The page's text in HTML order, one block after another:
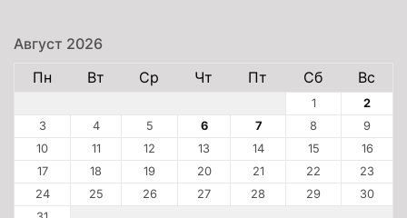
Август 2026
Пн
Вт Ср Чт Пт Сб Вс
1
2
3
4 5 6 7 8
9
10
11 12 13 14 15
16
17
18 19 20 21 22
23
24
25 26 27 28 29
30